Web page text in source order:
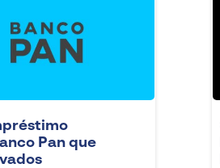
Pan que